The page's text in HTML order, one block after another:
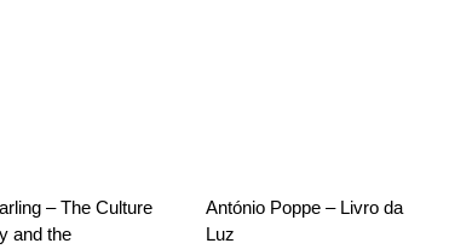
– The Culture
and the
António Poppe – Livro da
Luz